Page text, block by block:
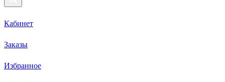
Кабинет
Заказы
Избранное